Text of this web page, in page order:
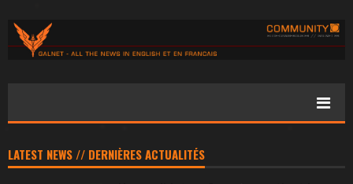
LATEST NEWS // DERNIÈRES ACTUALITÉS